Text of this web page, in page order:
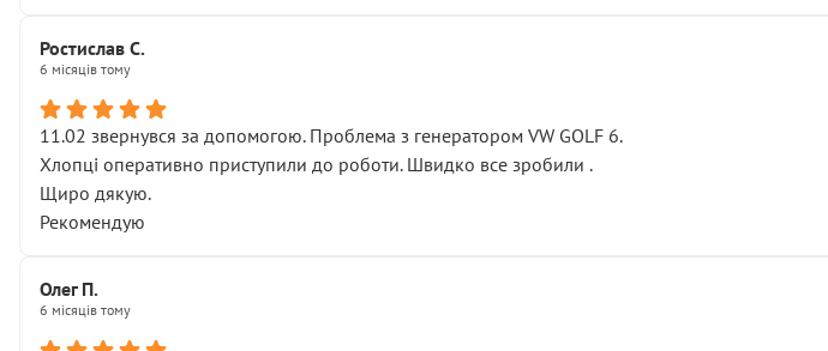
Ростислав С.
6 місяців тому
11.02 звернувся за допомогою. Проблема з генератором VW GOLF 6.
Хлопці оперативно приступили до роботи. Швидко все зробили .
Щиро дякую.
Рекомендую
Олег П.
6 місяців тому